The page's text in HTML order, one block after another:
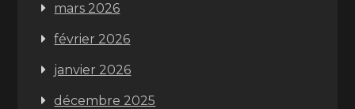
mars 2026
février 2026
janvier 2026
décembre 2025